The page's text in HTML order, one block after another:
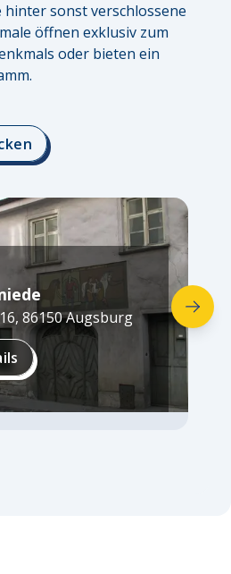
hinter sonst verschlossene
öffnen exklusiv zum
oder bieten ein
, 86150Augsburg